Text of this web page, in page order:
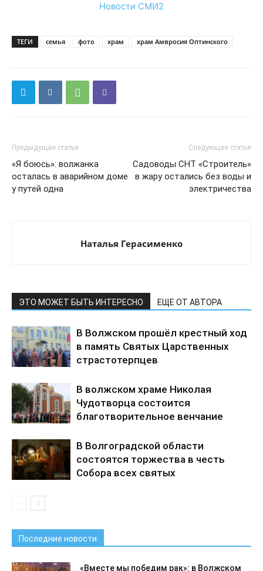
Новости СМИ2
ТЕГИ семья фото храм храм Амвросия Оптинского
Предыдущая статья
«Я боюсь»: волжанка
осталась в аварийном доме
у путей одна
Следующая статья
Садоводы СНТ «Строитель»
в жару остались без воды и
электричества
Наталья Герасименко
ЭТО МОЖЕТ БЫТЬ ИНТЕРЕСНО ЕЩЕ ОТ АВТОРА
В Волжском прошёл крестный ход
в память Святых Царственных
страстотерпцев
В волжском храме Николая
Чудотворца состоится
благотворительное венчание
В Волгоградской области
состоятся торжества в честь
Собора всех святых
Последние новости
«Вместе мы победим рак»: в Волжском